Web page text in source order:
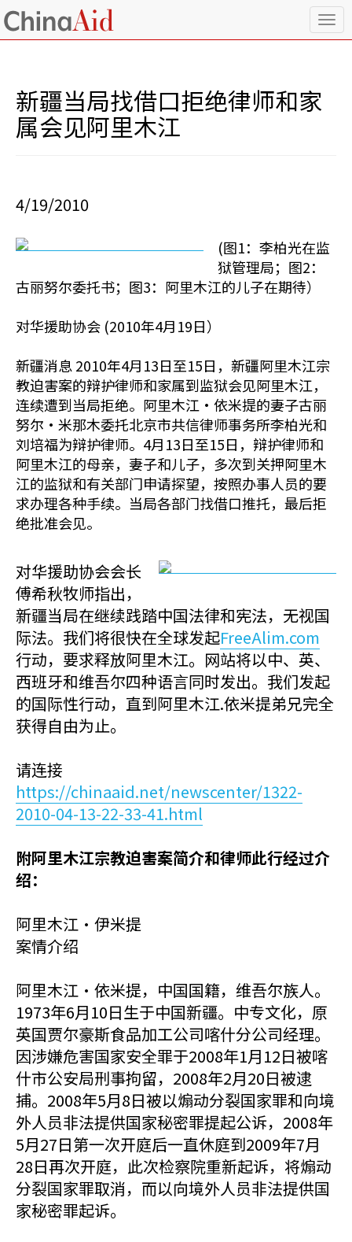
T
o
o
n
新疆当局找借口拒绝律师和家
属会见阿里木江
4/19/2010
(图1：李柏光在监
狱管理局；图2：
古丽努尔委托书；图3：阿里木江的儿子在期待）
对华援助协会 (2010年4月19日）
新疆消息 2010年4月13日至15日，新疆阿里木江宗
教迫害案的辩护律师和家属到监狱会见阿里木江，
连续遭到当局拒绝。阿里木江·依米提的妻子古丽
努尔·米那木委托北京市共信律师事务所李柏光和
刘培福为辩护律师。4月13日至15日，辩护律师和
阿里木江的母亲，妻子和儿子，多次到关押阿里木
江的监狱和有关部门申请探望，按照办事人员的要
求办理各种手续。当局各部门找借口推托，最后拒
绝批准会见。
对华援助协会会长
傅希秋牧师指出，
新疆当局在继续践踏中国法律和宪法，无视国
际法。我们将很快在全球发起FreeAlim.com
行动，要求释放阿里木江。网站将以中、英、
西班牙和维吾尔四种语言同时发出。我们发起
的国际性行动，直到阿里木江.依米提弟兄完全
获得自由为止。
请连接
https://chinaaid.net/newscenter/1322-
2010-04-13-22-33-41.html
附阿里木江宗教迫害案简介和律师此行经过介
绍：
阿里木江·伊米提
案情介绍
阿里木江·依米提，中国国籍，维吾尔族人。
1973年6月10日生于中国新疆。中专文化，原
英国贾尔豪斯食品加工公司喀什分公司经理。
因涉嫌危害国家安全罪于2008年1月12日被喀
什市公安局刑事拘留，2008年2月20日被逮
捕。2008年5月8日被以煽动分裂国家罪和向境
外人员非法提供国家秘密罪提起公诉，2008年
5月27日第一次开庭后一直休庭到2009年7月
28日再次开庭，此次检察院重新起诉，将煽动
分裂国家罪取消，而以向境外人员非法提供国
家秘密罪起诉。